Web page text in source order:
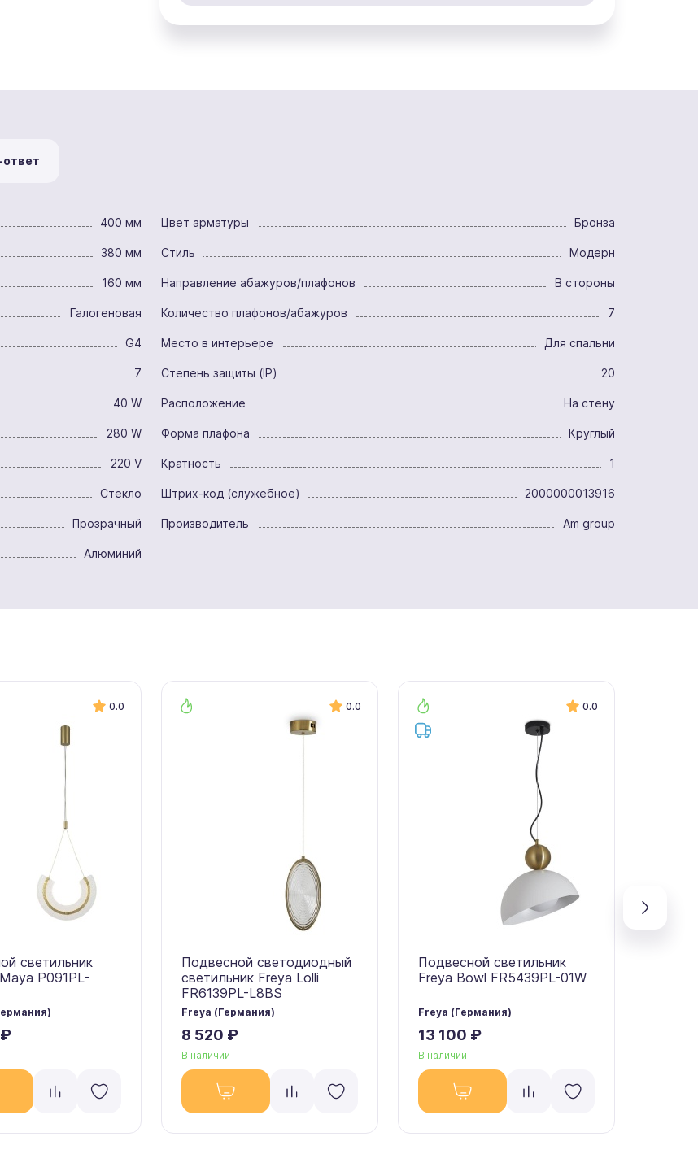
400 мм
380 мм
160 мм
Галогеновая
G4
7
40 W
280 W
220 V
Стекло
Прозрачный
Алюминий
Цвет арматуры Бронза
Стиль Модерн
Направление абажуров/плафонов В стороны
Количество плафонов/абажуров 7
Место в интерьере Для спальни
Степень защиты (IP) 20
Расположение На стену
Форма плафона Круглый
Кратность 1
Штрих-код (служебное) 2000000013916
Производитель Am group
0.0
светильник
P091PL-
0.0
Подвесной светодиодный
светильник Freya Lolli
FR6139PL-L8BS
Freya (Германия)
8 520 ₽
В наличии
0.0
Подвесной светильник
Freya Bowl FR5439PL-01W
Freya (Германия)
13 100 ₽
В наличии